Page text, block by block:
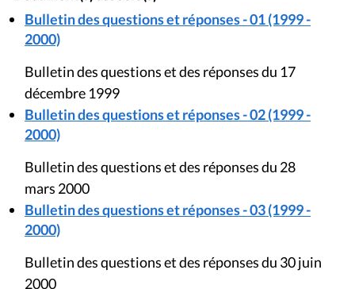
Bulletin des questions et réponses - 01 (1999 -
2000)
Bulletin des questions et des réponses du 17
décembre 1999
Bulletin des questions et réponses - 02 (1999 -
2000)
Bulletin des questions et des réponses du 28
mars 2000
Bulletin des questions et réponses - 03 (1999 -
2000)
Bulletin des questions et des réponses du 30 juin
2000